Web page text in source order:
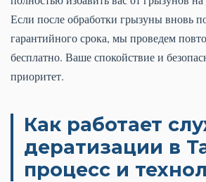
Если после обработки грызуны вновь
гарантийного срока, мы проведем
бесплатно. Ваше спокойствие и
приоритет.
Как работает
дератизации в
процесс и